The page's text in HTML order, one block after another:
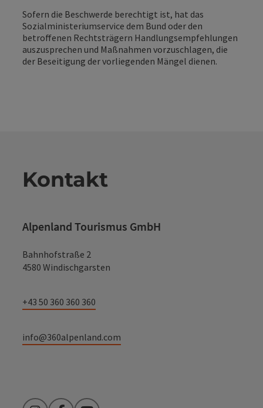
Sofern die Beschwerde berechtigt ist, hat das
Sozialministeriumservice dem Bund oder den
betroffenen Rechtsträgern Handlungsempfehlungen
auszusprechen und Maßnahmen vorzuschlagen, die
der Beseitigung der vorliegenden Mängel dienen.
Kontakt
Alpenland Tourismus GmbH
Bahnhofstraße 2
4580 Windischgarsten
+43 50 360 360 360
info@360alpenland.com